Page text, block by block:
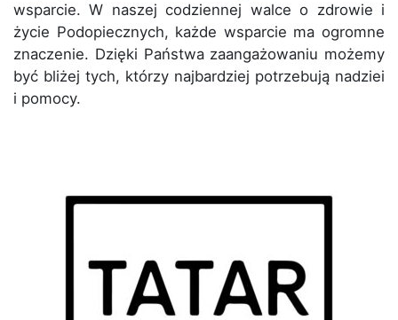
wsparcie. W naszej codziennej walce o zdrowie i
życie Podopiecznych, każde wsparcie ma ogromne
znaczenie. Dzięki Państwa zaangażowaniu możemy
być bliżej tych, którzy najbardziej potrzebują nadziei
i pomocy.